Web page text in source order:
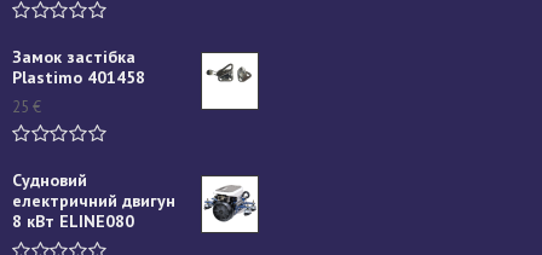
Замок застібка
Plastimo 401458
25 €
Судновий
електричний двигун
8 кВт ELINE080